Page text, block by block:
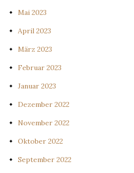
Mai 2023
April 2023
März 2023
Februar 2023
Januar 2023
Dezember 2022
November 2022
Oktober 2022
September 2022